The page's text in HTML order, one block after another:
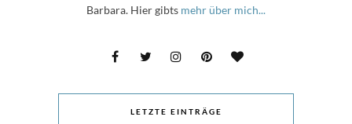
Barbara. Hier gibts mehr über mich...
LETZTE EINTRÄGE